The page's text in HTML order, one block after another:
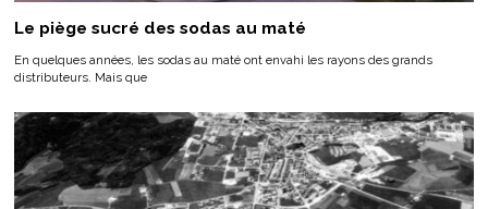
Le piège sucré des sodas au maté
En quelques années, les sodas au maté ont envahi les rayons des grands
distributeurs. Mais que